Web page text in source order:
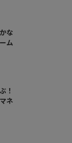
な
ム
！
ネ